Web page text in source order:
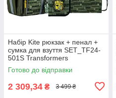
Набір Kite рюкзак + пенал +
сумка для взуття SET_TF24-
501S Transformers
Готово до відправки
2 309,34 ₴ 3 499 ₴